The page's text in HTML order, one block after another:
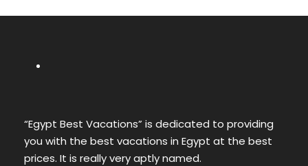
“Egypt Best Vacations” is dedicated to providing
you with the best vacations in Egypt at the best
prices. It is really very aptly named.